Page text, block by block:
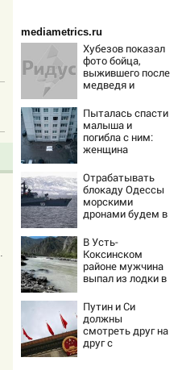
mediametrics.ru
Хубезов показал
фото бойца,
выжившего после
медведя и
Пыталась спасти
малыша и
погибла с ним:
женщина
насмерть на
глазах у детей
06/08/2026 –
Новости
Отрабатывать
блокаду Одессы
морскими
дронами будем в
дальше
забраться
адмиралы не
пробовали?
В Усть-
Коксинском
районе мужчина
выпал из лодки в
Путин и Си
должны
смотреть друг на
друг с